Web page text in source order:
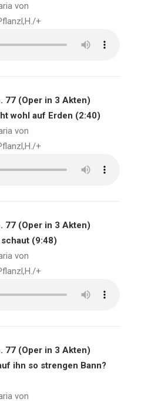
von
+
77 (Oper in 3 Akten)
wohl auf Erden (2:40)
von
+
77 (Oper in 3 Akten)
(9:48)
von
+
77 (Oper in 3 Akten)
ihn so strengen Bann?
von